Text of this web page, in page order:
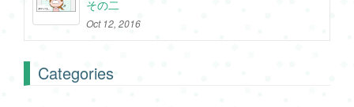
その二
Oct 12, 2016
Categories